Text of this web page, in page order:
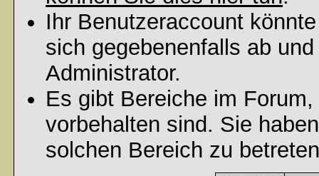
Ihr Benutzeraccount
sich gegebenenfalls ab
Administrator.
Es gibt Bereiche im
vorbehalten sind. Sie
solchen Bereich zu